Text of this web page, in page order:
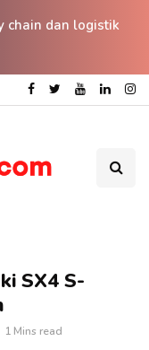
chain dan logistik
SX4 S-
1 Mins read